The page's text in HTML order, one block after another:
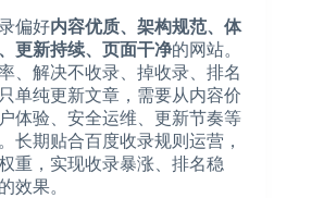
偏好内容优质、架构规范、体
更新持续、页面干净的网站。
、解决不收录、掉收录、排名
单纯更新文章，需要从内容价
体验、安全运维、更新节奏等
长期贴合百度收录规则运营，
重，实现收录暴涨、排名稳
效果。